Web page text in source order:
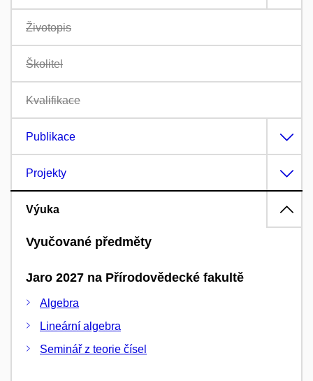
Životopis
Školitel
Kvalifikace
Publikace
Projekty
Výuka
Vyučované předměty
Jaro 2027 na Přírodovědecké fakultě
Algebra
Lineární algebra
Seminář z teorie čísel